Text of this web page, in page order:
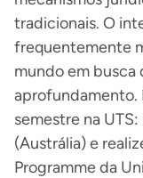
tradicionais. O
frequentemente
mundo em
aprofundamento.
semestre na
(Austrália) e
Programme da